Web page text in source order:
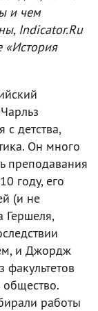
и чем
Indicator.Ru
«История
с детства,
Он много
преподавания
году, его
(и не
Гершеля,
и Джордж
работы